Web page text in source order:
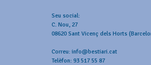
Seu social:
C. Nou, 27
08620 Sant Vicenç dels Horts
Correu: info@bestiari.cat
Telèfon: 93 517 55 87